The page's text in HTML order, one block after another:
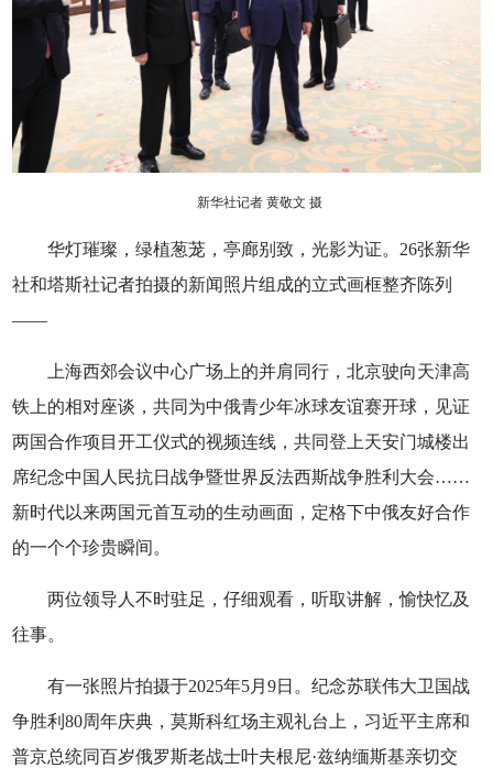
新华社记者 黄敬文 摄
华灯璀璨，绿植葱茏，亭廊别致，光影为证。26张新华
社和塔斯社记者拍摄的新闻照片组成的立式画框整齐陈列
——
上海西郊会议中心广场上的并肩同行，北京驶向天津高
铁上的相对座谈，共同为中俄青少年冰球友谊赛开球，见证
两国合作项目开工仪式的视频连线，共同登上天安门城楼出
席纪念中国人民抗日战争暨世界反法西斯战争胜利大会……
新时代以来两国元首互动的生动画面，定格下中俄友好合作
的一个个珍贵瞬间。
两位领导人不时驻足，仔细观看，听取讲解，愉快忆及
往事。
有一张照片拍摄于2025年5月9日。纪念苏联伟大卫国战
争胜利80周年庆典，莫斯科红场主观礼台上，习近平主席和
普京总统同百岁俄罗斯老战士叶夫根尼·兹纳缅斯基亲切交